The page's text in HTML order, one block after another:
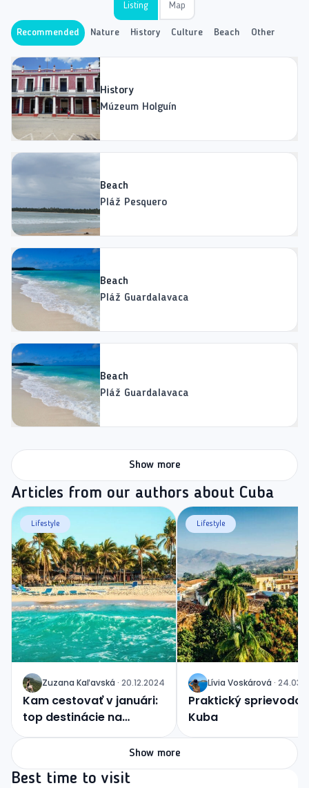
Listing Map
Recommended Nature History Culture Beach Other
History
Múzeum Holguín
Beach
Pláž Pesquero
Beach
Pláž Guardalavaca
Beach
Pláž Guardalavaca
Show more
Articles from our authors about Cuba
J Zuzana Kaľavská · 20.12.2024
Kam cestovať v januári:
top destinácie na
začiatok roka
Lifestyle
J Lívia Voskárová ·
Praktický
Kuba
Lifestyle
Show more
Best time to visit